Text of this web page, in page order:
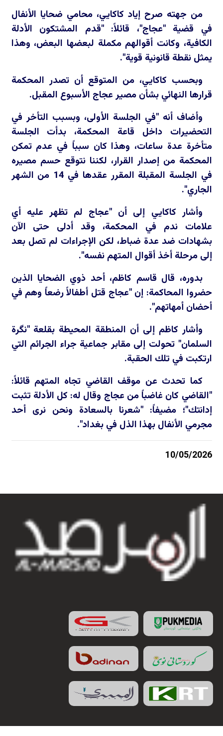
من جهته صرح إياد كاكايي، محامي ضحايا الأنفال
في قضية "عجاج"، قائلاً: "قدم المشتكون الأدلة
الكافية، وكانت أقوالهم مكملة لبعضها البعض، وهذا
يمثل نقطة قانونية قوية".
وبحسب كاكايي، من المتوقع أن تصدر المحكمة
قرارها النهائي بشأن مصير عجاج الأسبوع المقبل.
وأضاف أنه "في الجلسة الأولى، وبسبب التأخر في
التحضيرات داخل قاعة المحكمة، بدأت الجلسة
متأخرة عدة ساعات، وهذا كان سبباً في عدم تمكن
المحكمة من إصدار القرار، لكننا نتوقع حسم مصيره
في الجلسة المقبلة المقرر عقدها في 14 من الشهر
الجاري".
وأشار كاكايي إلى أن "عجاج لم تظهر عليه أي
علامات ندم في المحكمة، وقد أدلى حتى الآن
بشهادات ضد عدة ضباط، لكن الإجراءات لم تصل بعد
إلى مرحلة أخذ أقوال المتهم نفسه".
بدوره، قال قاسم كاظم، أحد ذوي الضحايا الذين
حضروا المحاكمة: إن "عجاج قتل أطفالاً رضعاً وهم في
أحضان أمهاتهم".
وأشار كاظم إلى أن المنطقة المحيطة بقلعة "نگرة
السلمان" تحولت إلى مقابر جماعية جراء الجرائم التي
ارتكبت في تلك الحقبة.
كما تحدث عن موقف القاضي تجاه المتهم قائلاً:
"القاضي كان غاضباً من عجاج وقال له: كل الأدلة تثبت
إدانتك"؛ مضيفاً: "شعرنا بالسعادة ونحن نرى أحد
مجرمي الأنفال بهذا الذل في بغداد".
10/05/2026